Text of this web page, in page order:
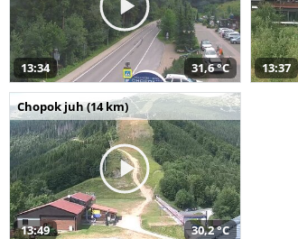
13:34 31,6 °C 13:37
Chopok juh (14 km)
13:49 30,2 °C